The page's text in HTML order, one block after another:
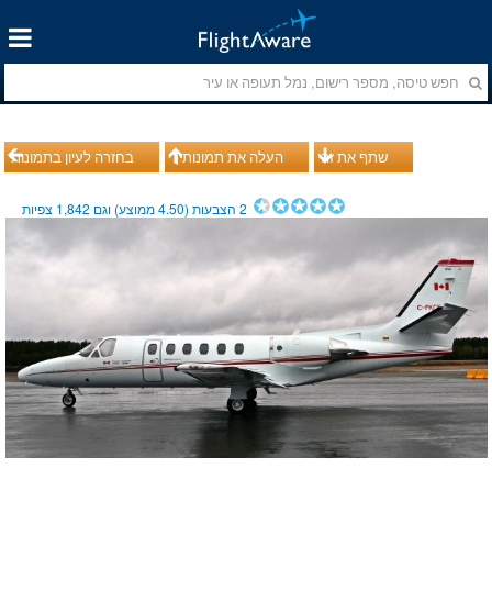
בחזרה לעיון בתמונות העלה את תמונותיך שתף את זה
2הצבעות (4.50ממוצע) וגם 1,842 צפיות